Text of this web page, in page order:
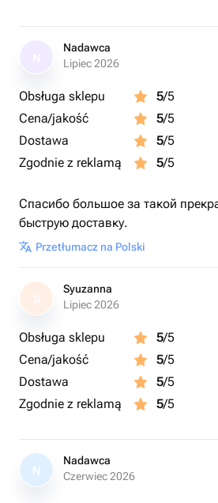
Nadawca
Lipiec 2026
Obsługa sklepu 5/5
Cena/jakość
5/5
Dostawa
5/5
Zgodnie z reklamą
5/5
Спасибо большое за такой
быструю доставку.
Przetłumacz na Polski
S
Syuzanna
Lipiec 2026
Obsługa sklepu 5/5
Cena/jakość
5/5
Dostawa
5/5
Zgodnie z reklamą
5/5
N
Nadawca
Czerwiec 2026